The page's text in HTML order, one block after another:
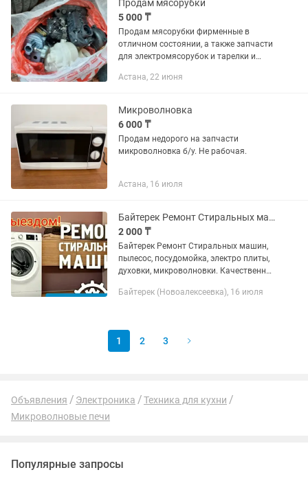
Продам мясорубки
5 000 ₸
Продам мясорубки фирменные в
отличном состоянии, а также запчасти
для электромясорубок и тарелки и
Астана, 22 июня
Микроволновка
6 000 ₸
Продам недорого на запчасти
микроволновка б/у. Не рабочая.
Астана, 16 июля
Байтерек Ремонт Стиральных машин
2 000 ₸
Байтерек Ремонт Стиральных машин,
пылесос, посудомойка, электро плиты,
духовки, микроволновки. Качественно
Байтерек (Новоалексеевка), 16 июля
1 2 3
Объявления Электроника
Техника для кухни
Микроволновые печи
Популярные запросы